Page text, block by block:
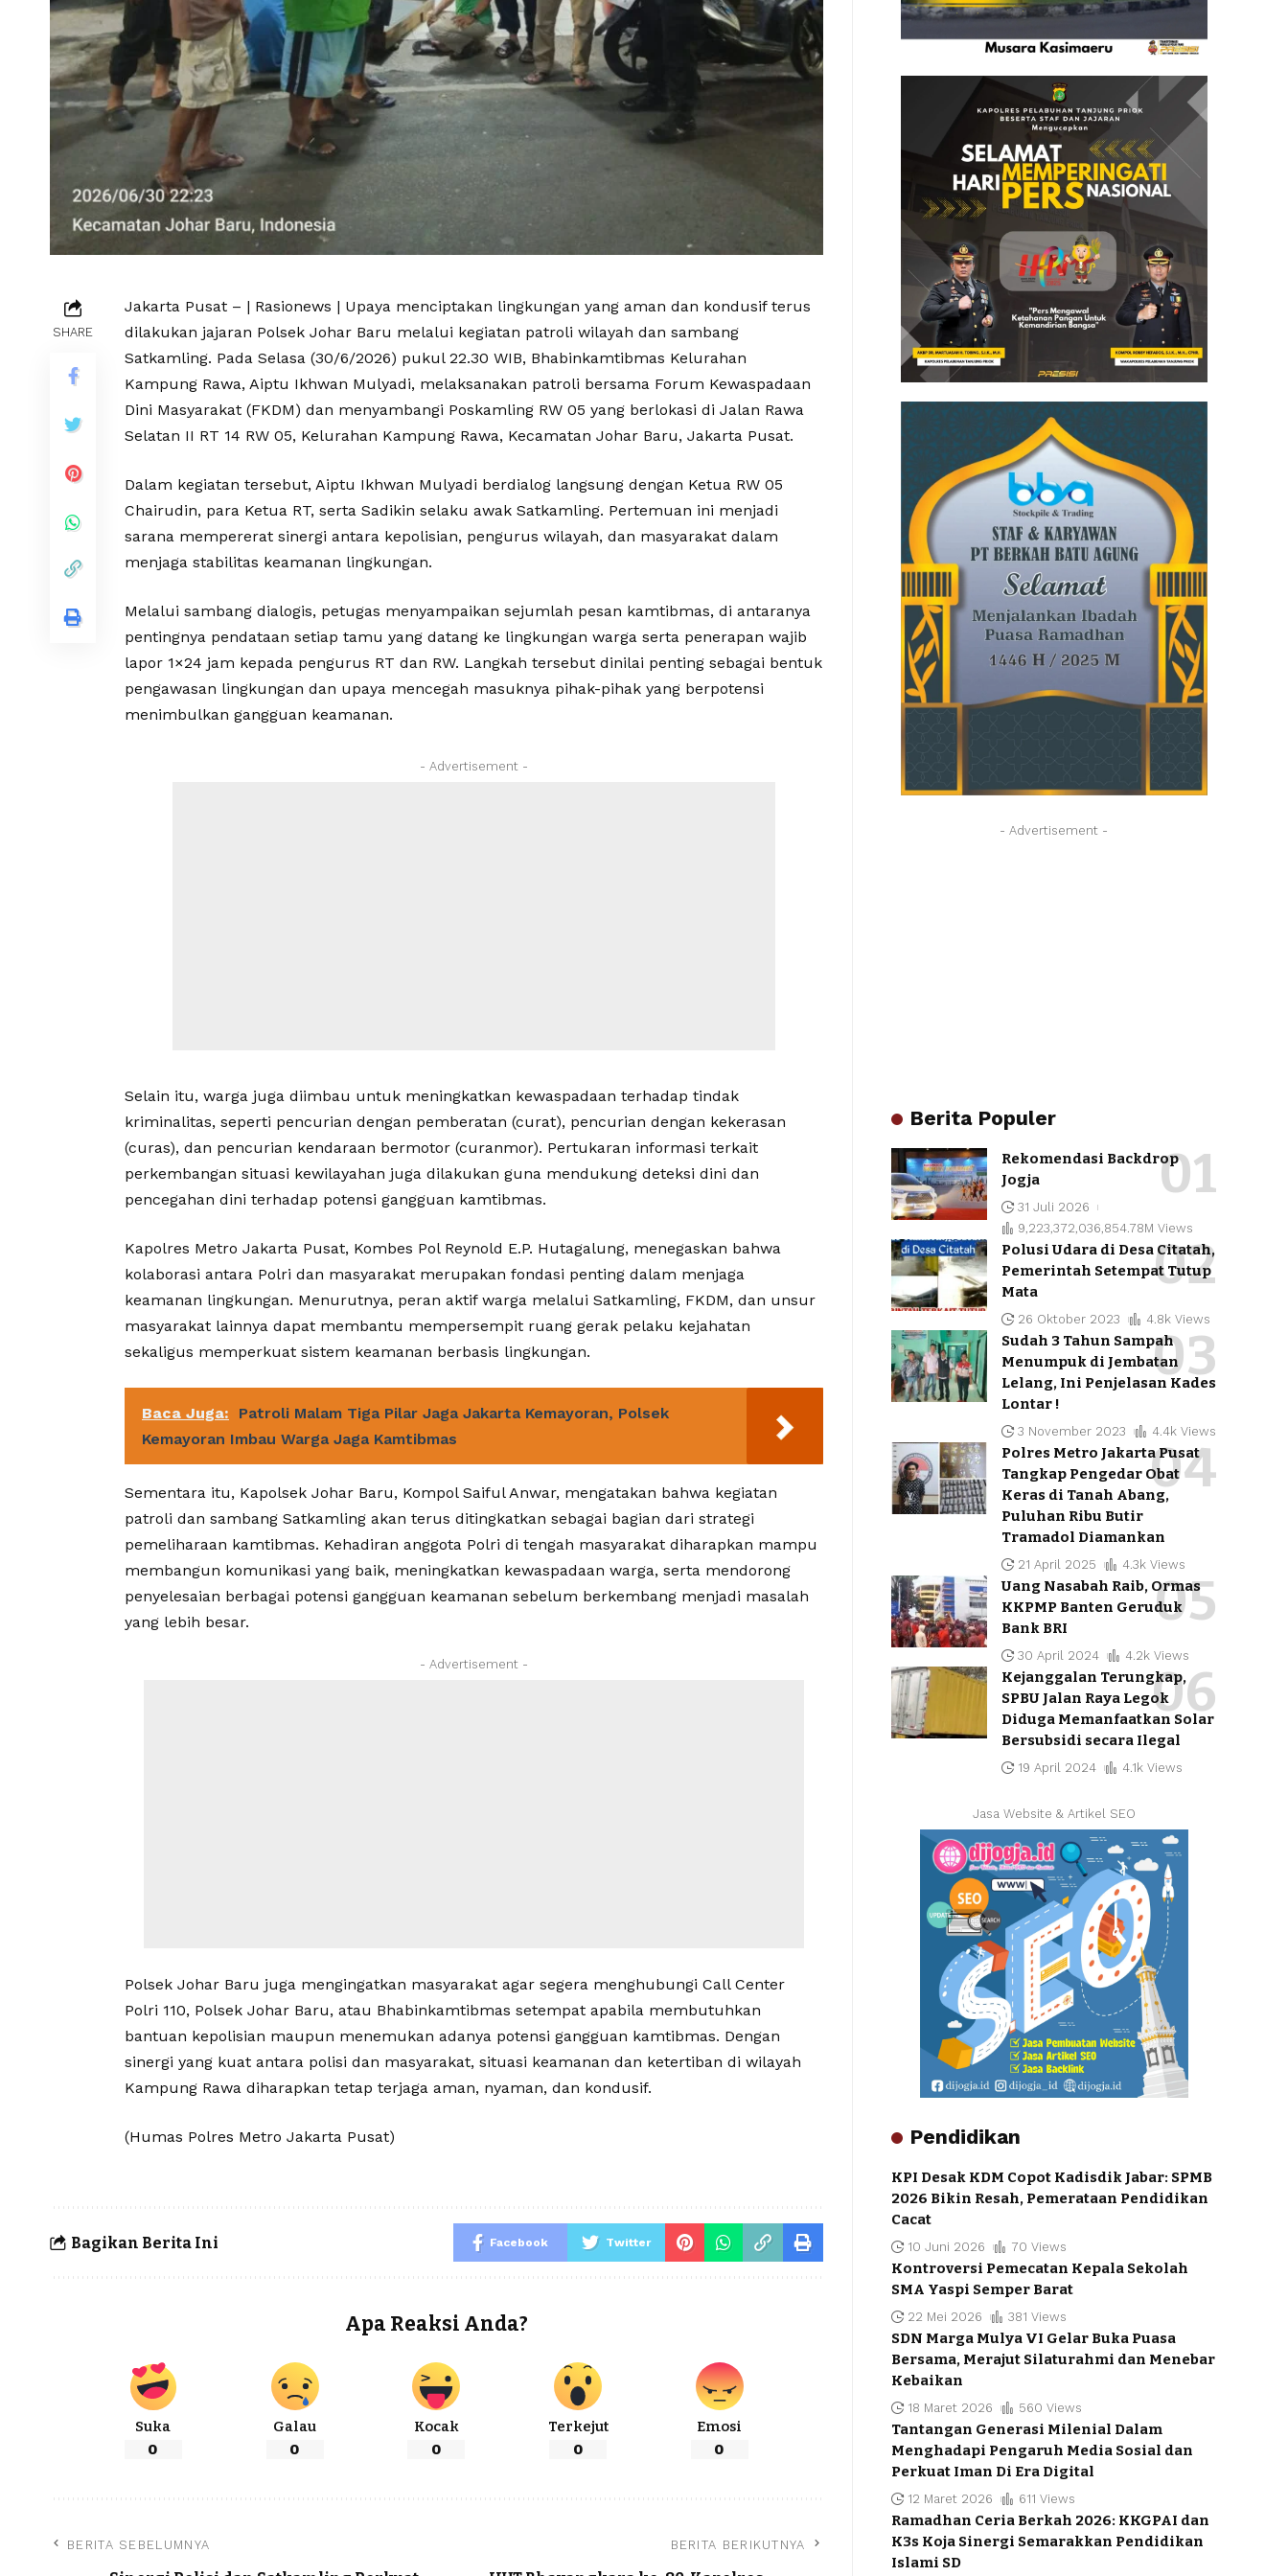
SHARE
Jakarta Pusat – | Rasionews | Upaya menciptakan lingkungan yang aman dan kondusif terus
dilakukan jajaran Polsek Johar Baru melalui kegiatan patroli wilayah dan sambang
Satkamling. Pada Selasa (30/6/2026) pukul 22.30 WIB, Bhabinkamtibmas Kelurahan
Kampung Rawa, Aiptu Ikhwan Mulyadi, melaksanakan patroli bersama Forum Kewaspadaan
Dini Masyarakat (FKDM) dan menyambangi Poskamling RW 05 yang berlokasi di Jalan Rawa
Selatan II RT 14 RW 05, Kelurahan Kampung Rawa, Kecamatan Johar Baru, Jakarta Pusat.
Dalam kegiatan tersebut, Aiptu Ikhwan Mulyadi berdialog langsung dengan Ketua RW 05
Chairudin, para Ketua RT, serta Sadikin selaku awak Satkamling. Pertemuan ini menjadi
sarana mempererat sinergi antara kepolisian, pengurus wilayah, dan masyarakat dalam
menjaga stabilitas keamanan lingkungan.
Melalui sambang dialogis, petugas menyampaikan sejumlah pesan kamtibmas, di antaranya
pentingnya pendataan setiap tamu yang datang ke lingkungan warga serta penerapan wajib
lapor 1×24 jam kepada pengurus RT dan RW. Langkah tersebut dinilai penting sebagai bentuk
pengawasan lingkungan dan upaya mencegah masuknya pihak-pihak yang berpotensi
menimbulkan gangguan keamanan.
- Advertisement -
Selain itu, warga juga diimbau untuk meningkatkan kewaspadaan terhadap tindak
kriminalitas, seperti pencurian dengan pemberatan (curat), pencurian dengan kekerasan
(curas), dan pencurian kendaraan bermotor (curanmor). Pertukaran informasi terkait
perkembangan situasi kewilayahan juga dilakukan guna mendukung deteksi dini dan
pencegahan dini terhadap potensi gangguan kamtibmas.
Kapolres Metro Jakarta Pusat, Kombes Pol Reynold E.P. Hutagalung, menegaskan bahwa
kolaborasi antara Polri dan masyarakat merupakan fondasi penting dalam menjaga
keamanan lingkungan. Menurutnya, peran aktif warga melalui Satkamling, FKDM, dan unsur
masyarakat lainnya dapat membantu mempersempit ruang gerak pelaku kejahatan
sekaligus memperkuat sistem keamanan berbasis lingkungan.
Baca Juga:
Patroli Malam Tiga Pilar Jaga Jakarta Kemayoran, Polsek
Kemayoran Imbau Warga Jaga Kamtibmas
Sementara itu, Kapolsek Johar Baru, Kompol Saiful Anwar, mengatakan bahwa kegiatan
patroli dan sambang Satkamling akan terus ditingkatkan sebagai bagian dari strategi
pemeliharaan kamtibmas. Kehadiran anggota Polri di tengah masyarakat diharapkan mampu
membangun komunikasi yang baik, meningkatkan kewaspadaan warga, serta mendorong
penyelesaian berbagai potensi gangguan keamanan sebelum berkembang menjadi masalah
yang lebih besar.
- Advertisement -
Polsek Johar Baru juga mengingatkan masyarakat agar segera menghubungi Call Center
Polri 110, Polsek Johar Baru, atau Bhabinkamtibmas setempat apabila membutuhkan
bantuan kepolisian maupun menemukan adanya potensi gangguan kamtibmas. Dengan
sinergi yang kuat antara polisi dan masyarakat, situasi keamanan dan ketertiban di wilayah
Kampung Rawa diharapkan tetap terjaga aman, nyaman, dan kondusif.
(Humas Polres Metro Jakarta Pusat)
Bagikan Berita Ini Facebook Twitter
Apa Reaksi Anda?
Suka
0
Galau
0
Kocak
0
Terkejut
0
Emosi
0
BERITA SEBELUMNYA BERITA BERIKUTNYA
- Advertisement -
Berita Populer
Rekomendasi Backdrop
Jogja
31 Juli 2026
9,223,372,036,854.78M Views
Polusi Udara di Desa Citatah,
Pemerintah Setempat Tutup
Mata
26 Oktober 2023 4.8k Views
Sudah 3 Tahun Sampah
Menumpuk di Jembatan
Lelang, Ini Penjelasan Kades
Lontar !
3 November 2023 4.4k Views
Polres Metro Jakarta Pusat
Tangkap Pengedar Obat
Keras di Tanah Abang,
Puluhan Ribu Butir
Tramadol Diamankan
21 April 2025 4.3k Views
Uang Nasabah Raib, Ormas
KKPMP Banten Geruduk
Bank BRI
30 April 2024 4.2k Views
Kejanggalan Terungkap,
SPBU Jalan Raya Legok
Diduga Memanfaatkan Solar
Bersubsidi secara Ilegal
19 April 2024 4.1k Views
Jasa Website & Artikel SEO
Pendidikan
KPI Desak KDM Copot Kadisdik Jabar: SPMB
2026 Bikin Resah, Pemerataan Pendidikan
Cacat
10 Juni 2026 70 Views
Kontroversi Pemecatan Kepala Sekolah
SMA Yaspi Semper Barat
22 Mei 2026 381 Views
SDN Marga Mulya VI Gelar Buka Puasa
Bersama, Merajut Silaturahmi dan Menebar
Kebaikan
18 Maret 2026 560 Views
Tantangan Generasi Milenial Dalam
Menghadapi Pengaruh Media Sosial dan
Perkuat Iman Di Era Digital
12 Maret 2026 611 Views
Ramadhan Ceria Berkah 2026: KKGPAI dan
K3s Koja Sinergi Semarakkan Pendidikan
Islami SD